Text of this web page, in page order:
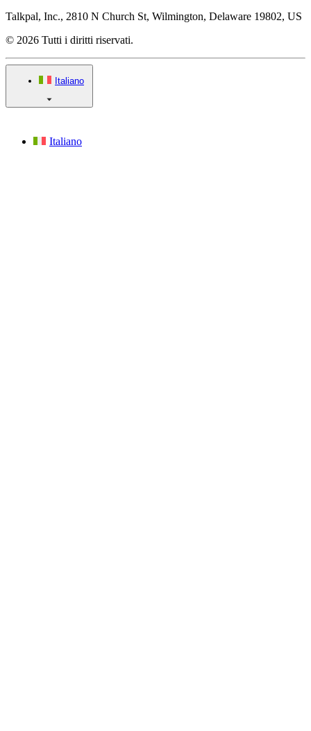
Talkpal, Inc., 2810 N Church St, Wilmington, Delaware 19802, US
© 2026 Tutti i diritti riservati.
Italiano
Italiano